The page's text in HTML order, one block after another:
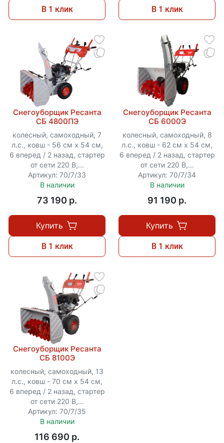
В 1 клик В 1 клик
Снегоуборщик Ресанта
СБ 4800ПЭ
колесный, самоходный, 7
л.с., ковш - 56 см x 54 см,
6 вперед / 2 назад, стартер
от сети 220 В,...
Артикул: 70/7/33
В наличии
73 190 p.
Купить
В 1 клик
Снегоуборщик Ресанта
СБ 6000Э
колесный, самоходный, 8
л.с., ковш - 62 см x 54 см,
6 вперед / 2 назад, стартер
от сети 220 В,...
Артикул: 70/7/34
В наличии
91 190 p.
Купить
В 1 клик
Снегоуборщик Ресанта
СБ 8100Э
колесный, самоходный, 13
л.с., ковш - 70 см x 54 см,
6 вперед / 2 назад, стартер
от сети 220 В,...
Артикул: 70/7/35
В наличии
116 690 p.